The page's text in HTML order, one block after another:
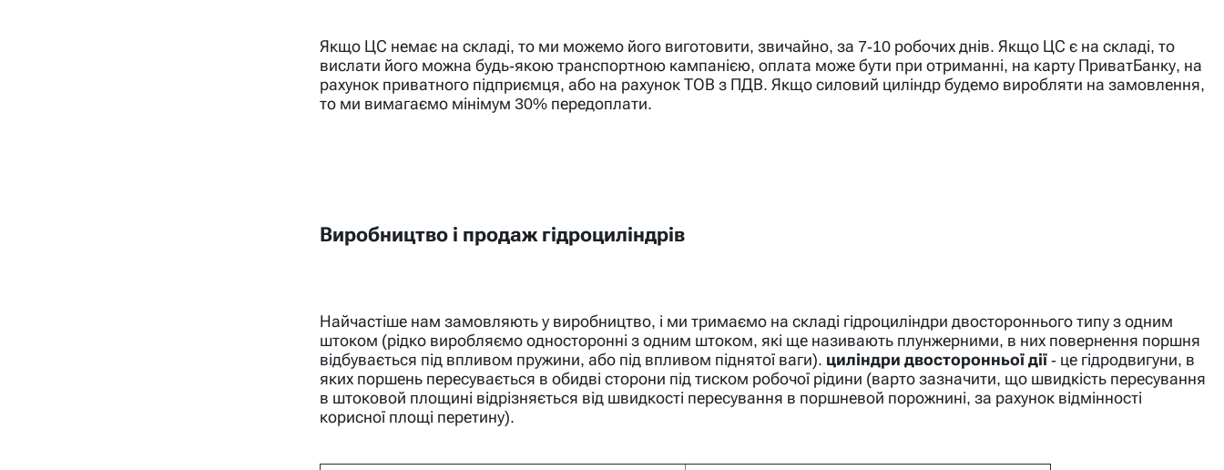
Якщо ЦС немає на складі, то ми можемо його виготовити, звичайно, за 7-10 робочих днів. Якщо ЦС є на складі, то
вислати його можна будь-якою транспортною кампанією, оплата може бути при отриманні, на карту ПриватБанку, на
рахунок приватного підприємця, або на рахунок ТОВ з ПДВ. Якщо силовий циліндр будемо виробляти на замовлення,
то ми вимагаємо мінімум 30% передоплати.
Виробництво і продаж гідроциліндрів
Найчастіше нам замовляють у виробництво, і ми тримаємо на складі гідроциліндри двостороннього типу з одним
штоком (рідко виробляємо односторонні з одним штоком, які ще називають плунжерними, в них повернення поршня
відбувається під впливом пружини, або під впливом піднятої ваги). циліндри двосторонньої дії- це гідродвигуни, в
яких поршень пересувається в обидві сторони під тиском робочої рідини (варто зазначити, що швидкість пересування
в штоковой площині відрізняється від швидкості пересування в поршневой порожнині, за рахунок відмінності
корисної площі перетину).